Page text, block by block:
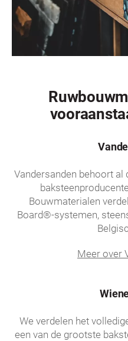
Vandersanden behoort
Bouwmaterialen
Board®-systemen,
Meer over
We verdelen het
een van de grootste